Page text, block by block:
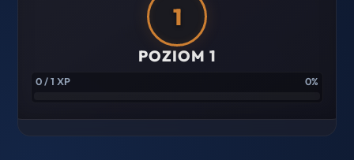
1
POZIOM 1
0 / 1 XP 0%